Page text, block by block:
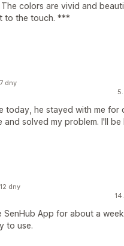
colors are vivid and
to the touch. ***
today, he stayed with me for
and solved my problem. I'll be
dny
SenHub App for about a
to use.
dny